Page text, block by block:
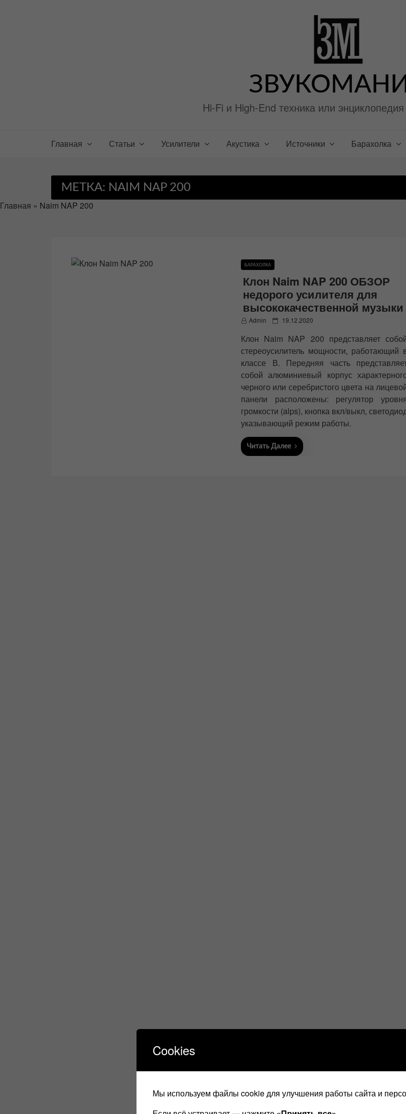
Hi-Fi и High-End техника или
Главная Статьи Усилители Акустика Источники Барахолка
МЕТКА: NAIM NAP 200
Главная » Naim NAP 200
БАРАХОЛКА
Клон Naim NAP 200 ОБЗОР
недорого усилителя для
высококачественной музыки
Admin
P
s
e
d
o
19.12.2020
Клон Naim NAP 200 представляет
стереоусилитель мощности, работающий
классе В. Передняя часть
собой алюминиевый корпус
черного или серебристого цвета на
панели расположены: регулятор
громкости (alps), кнопка вкл/выкл,
указывающий режим работы.
Читать Далее
Cookies
Мы используем файлы cookie для улучшения работы сайта и